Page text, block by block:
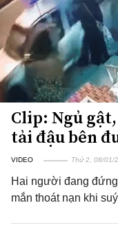
Clip: Ngủ
tải đậu bên
VIDEO Thứ 2, 08/01/
Hai người đang
mắn thoát nạn khi